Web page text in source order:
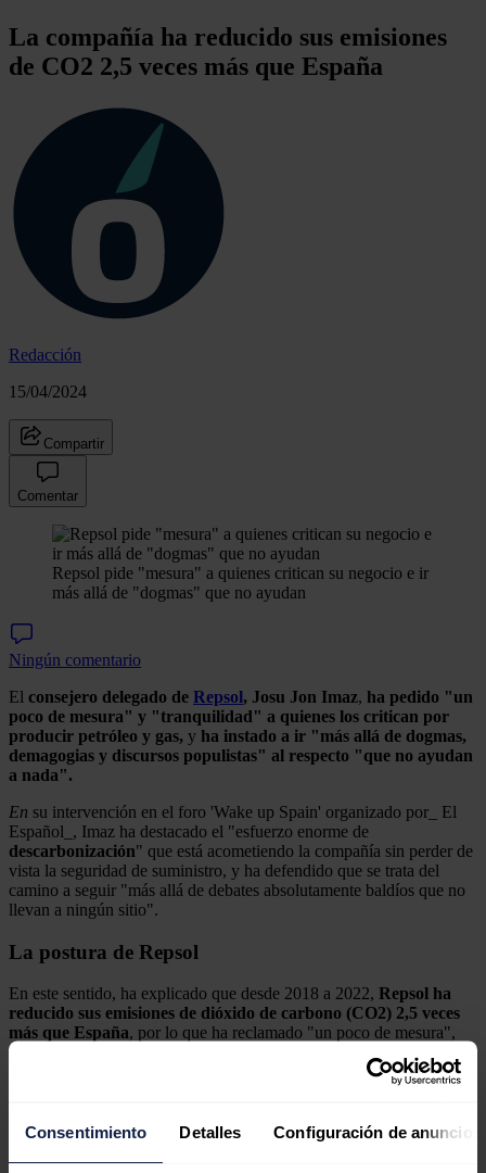
Consentimiento Detalles Configuración de anuncios
La compañía ha reducido sus emisiones
de CO2 2,5 veces más que España
Redacción
15/04/2024
Compartir
Comentar
Repsol pide "mesura" a quienes critican su negocio e ir
más allá de "dogmas" que no ayudan
Ningún comentario
El consejero delegado de Repsol, Josu Jon Imaz, ha pedido "un
poco de mesura" y "tranquilidad" a quienes los critican por
producir petróleo y gas, y ha instado a ir "más allá de dogmas,
demagogias y discursos populistas" al respecto "que no ayudan
a nada".
En su intervención en el foro 'Wake up Spain' organizado por_ El
Español_, Imaz ha destacado el "esfuerzo enorme de
descarbonización" que está acometiendo la compañía sin perder de
vista la seguridad de suministro, y ha defendido que se trata del
camino a seguir "más allá de debates absolutamente baldíos que no
llevan a ningún sitio".
La postura de Repsol
En este sentido, ha explicado que desde 2018 a 2022, Repsol ha
reducido sus emisiones de dióxido de carbono (CO2) 2,5 veces
más que España, por lo que ha reclamado "un poco de mesura",
"raciocinio y tranquilidad" a "todos" los que "muchas veces" los